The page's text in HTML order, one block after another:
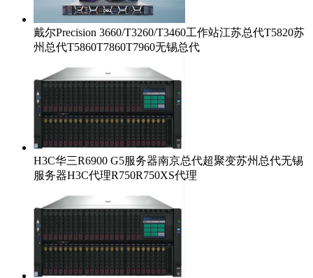
戴尔Precision 3660/T3260/T3460工作站江苏总代T5820苏
州总代T5860T7860T7960无锡总代
H3C华三R6900 G5服务器南京总代超聚变苏州总代无锡
服务器H3C代理R750R750XS代理